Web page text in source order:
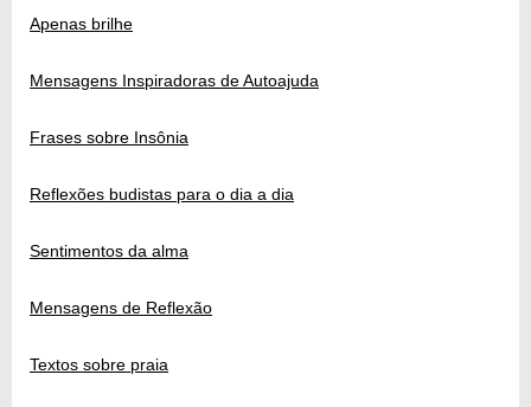
Apenas brilhe
Mensagens Inspiradoras de Autoajuda
Frases sobre Insônia
Reflexões budistas para o dia a dia
Sentimentos da alma
Mensagens de Reflexão
Textos sobre praia